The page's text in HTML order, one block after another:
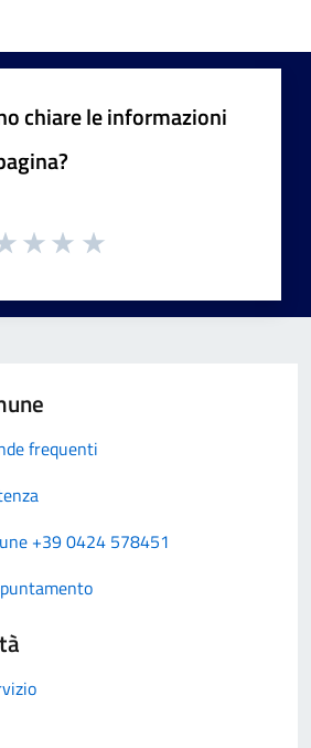
chiare le informazioni
frequenti
+39 0424 578451